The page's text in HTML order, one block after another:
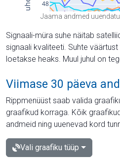
Jaama andmed
Signaali-müra suhe näitab
signaali kvaliteeti. Suhte
loetakse heaks. Muul juhul on
Viimase 30 päeva
Rippmenüüst saab valida
graafikud korraga. Kõik
andmeid ning uuenevad kord
Vali graafiku tüüp